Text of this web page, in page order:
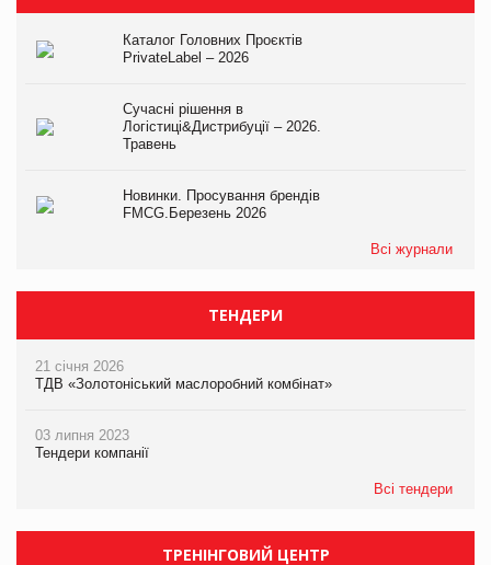
Каталог Головних Проєктів
PrivateLabel – 2026
Сучасні рішення в
Логістиці&Дистрибуції – 2026.
Травень
Новинки. Просування брендів
FMCG.Березень 2026
Всі журнали
ТЕНДЕРИ
21 січня 2026
ТДВ «Золотоніський маслоробний комбінат»
03 липня 2023
Тендери компанії
Всі тендери
ТРЕНІНГОВИЙ ЦЕНТР